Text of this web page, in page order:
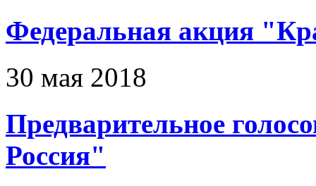
Федеральная акция
30 мая 2018
Предварительное
Россия"